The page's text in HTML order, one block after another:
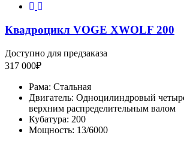
Квадроцикл VOGE XWOLF 200
Доступно для предзаказа
317 000₽
Рама: Стальная
Двигатель: Одноцилиндровый
верхним распределительным валом
Кубатура: 200
Мощность: 13/6000